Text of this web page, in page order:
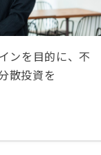
ンを目的に、不
散投資を